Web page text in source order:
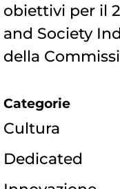
obiettivi per il
and Society
della
Categorie
Cultura
Dedicated